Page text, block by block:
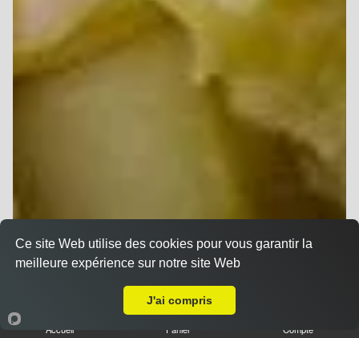
Accueil Panier Compte
Ce site Web utilise des cookies pour vous garantir la
meilleure expérience sur notre site Web
J'ai compris